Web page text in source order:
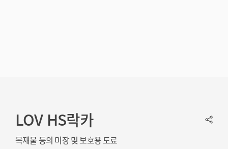
LOV HS락카
목재물 등의 미장 및 보호용 도료